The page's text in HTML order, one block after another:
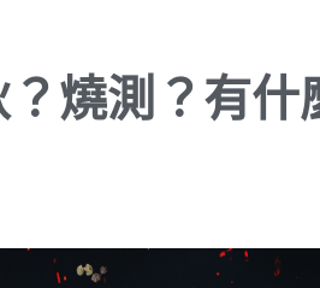
燒測？有什